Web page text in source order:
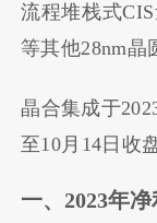
流程堆栈式
等其他28nm晶
晶合集成于
至10月14日收
一、2023年